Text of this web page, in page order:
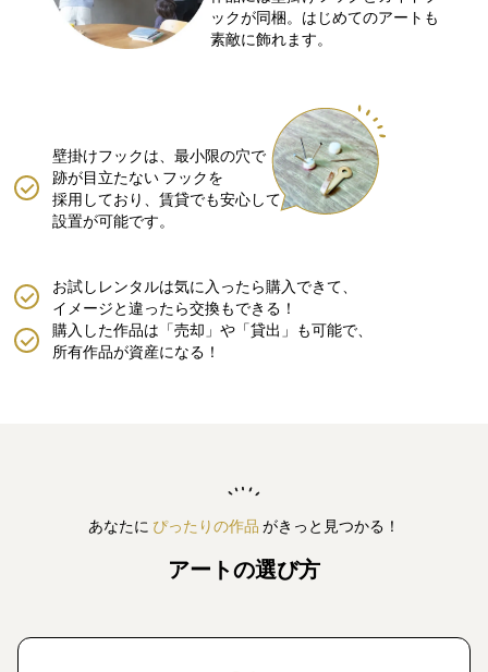
ックが同梱。はじめてのアートも
素敵に飾れます。
壁掛けフックは、最小限の穴で
跡が目立たない フックを
採用しており、賃貸でも安心して
設置が可能です。
購入した作品は「売却」や「貸出」も可能で、
所有作品が資産になる！
お試しレンタルは気に入ったら購入できて、
イメージと違ったら交換もできる！
あなたに ぴったりの作品 がきっと見つかる！
アートの選び方